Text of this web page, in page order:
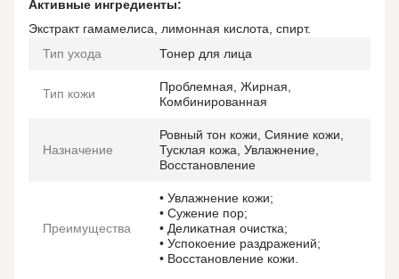
Активные ингредиенты:
Экстракт гамамелиса, лимонная кислота, спирт.
Тип ухода
Тонер для лица
Тип кожи
Проблемная, Жирная,
Комбинированная
Назначение
Ровный тон кожи, Сияние кожи,
Тусклая кожа, Увлажнение,
Восстановление
Преимущества
• Увлажнение кожи;
• Сужение пор;
• Деликатная очистка;
• Успокоение раздражений;
• Восстановление кожи.